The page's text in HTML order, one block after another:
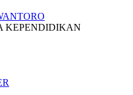
KEPENDIDIKAN